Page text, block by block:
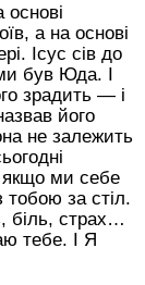
основі
а на основі
Ісус сів до
був Юда. І
зрадить — і
його
не залежить
якщо ми себе
за стіл.
біль, страх…
тебе. І Я